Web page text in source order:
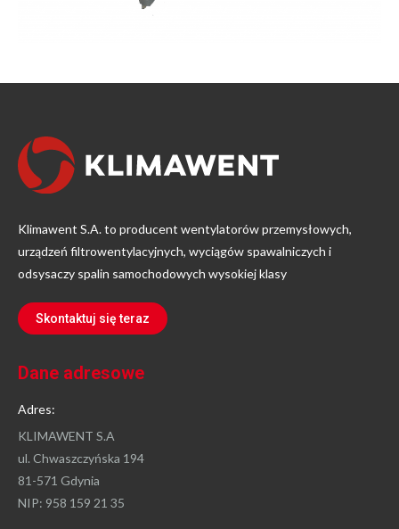
Klimawent S.A. to producent wentylatorów przemysłowych,
urządzeń filtrowentylacyjnych, wyciągów spawalniczych i
odsysaczy spalin samochodowych wysokiej klasy
Skontaktuj się teraz
Dane adresowe
Adres:
KLIMAWENT S.A
ul. Chwaszczyńska 194
81-571 Gdynia
NIP: 958 159 21 35